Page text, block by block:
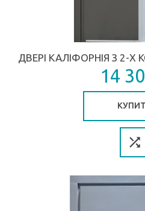
ДВЕРІ КАЛІФОРНІЯ З
14